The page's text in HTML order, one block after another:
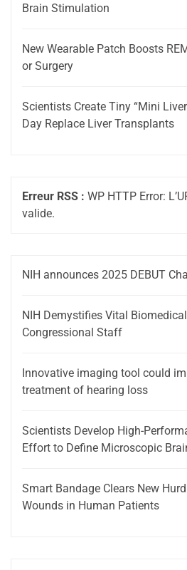
Brain Stimulation
New Wearable Patch Boosts
or Surgery
Scientists Create Tiny “Mini
Day Replace Liver Transplants
Erreur RSS : WP HTTP Error:
valide.
NIH announces 2025 DEBUT
NIH Demystifies Vital
Congressional Staff
Innovative imaging tool could
treatment of hearing loss
Scientists Develop High-
Effort to Define Microscopic
Smart Bandage Clears New
Wounds in Human Patients